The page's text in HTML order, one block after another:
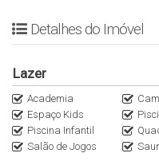
Sobre o condomínio:
Apartamentos em andar alto
Fachada contemporânea
Piscina coberta e descoberta
Quadra de tênis oficial
Quadra futebol
Detalhes do Imóvel
Lazer
Academia
Espaço Kids
Piscina Infantil
Salão de Jogos